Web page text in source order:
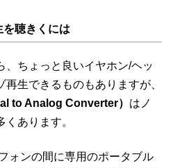
を聴きくには
、ちょっと良いイヤホン/ヘッ
再生できるものもありますが、
to Analog Converter） はノ
あります。
ォンの間に専用のポータブル